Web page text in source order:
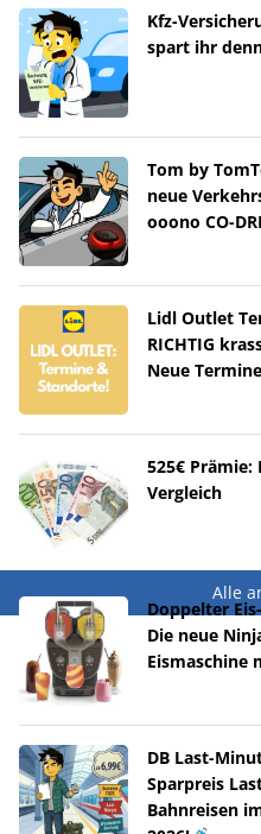
Kfz-
spart ihr
Tom by
neue
ooono CO-
Lidl Outlet
RICHTIG
Neue
525€
Vergleich
Alle
Doppelter
Die neue
Eismaschine
DB Last-
Sparpreis
Bahnreisen